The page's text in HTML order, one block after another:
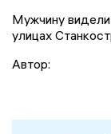
Мужчину видели
улицах
Автор: